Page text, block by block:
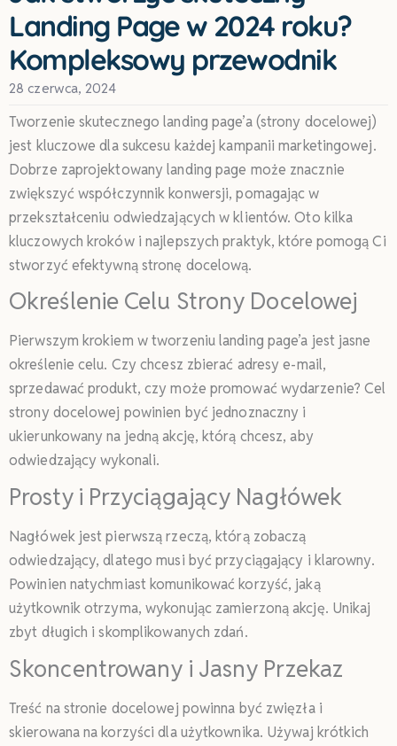
Landing Page w 2024 roku?
Kompleksowy przewodnik
28 czerwca, 2024
Tworzenie skutecznego landing page’a (strony docelowej)
jest kluczowe dla sukcesu każdej kampanii marketingowej.
Dobrze zaprojektowany landing page może znacznie
zwiększyć współczynnik konwersji, pomagając w
przekształceniu odwiedzających w klientów. Oto kilka
kluczowych kroków i najlepszych praktyk, które pomogą Ci
stworzyć efektywną stronę docelową.
Określenie Celu Strony Docelowej
Pierwszym krokiem w tworzeniu landing page’a jest jasne
określenie celu. Czy chcesz zbierać adresy e-mail,
sprzedawać produkt, czy może promować wydarzenie? Cel
strony docelowej powinien być jednoznaczny i
ukierunkowany na jedną akcję, którą chcesz, aby
odwiedzający wykonali.
Prosty i Przyciągający Nagłówek
Nagłówek jest pierwszą rzeczą, którą zobaczą
odwiedzający, dlatego musi być przyciągający i klarowny.
Powinien natychmiast komunikować korzyść, jaką
użytkownik otrzyma, wykonując zamierzoną akcję. Unikaj
zbyt długich i skomplikowanych zdań.
Skoncentrowany i Jasny Przekaz
Treść na stronie docelowej powinna być zwięzła i
skierowana na korzyści dla użytkownika. Używaj krótkich